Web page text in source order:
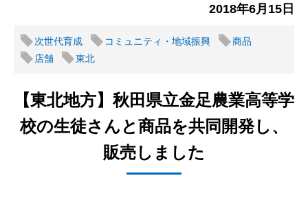
2018年6月15日
次世代育成 コミュニティ・地域振興
商品
店舗
東北
【東北地方】秋田県立金足農業高等学
校の生徒さんと商品を共同開発し、
販売しました